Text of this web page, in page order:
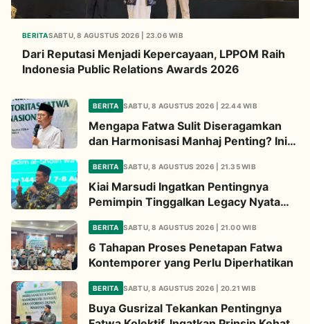
BERITASABTU, 8 AGUSTUS 2026 | 23.06 WIB
Dari Reputasi Menjadi Kepercayaan, LPPOM Raih
Indonesia Public Relations Awards 2026
BERITA SABTU, 8 AGUSTUS 2026 | 22.44 WIB
Mengapa Fatwa Sulit Diseragamkan
dan Harmonisasi Manhaj Penting? Ini
Penjelasan Kiai Cholil
BERITA SABTU, 8 AGUSTUS 2026 | 21.35 WIB
Kiai Marsudi Ingatkan Pentingnya
Pemimpin Tinggalkan Legacy Nyata
untuk Umat
BERITA SABTU, 8 AGUSTUS 2026 | 21.00 WIB
6 Tahapan Proses Penetapan Fatwa
Kontemporer yang Perlu Diperhatikan
BERITA SABTU, 8 AGUSTUS 2026 | 20.21 WIB
Buya Gusrizal Tekankan Pentingnya